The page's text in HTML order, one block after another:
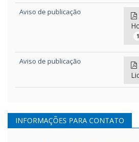
Aviso de publicação
Aviso de publicação
INFORMAÇÕES PARA CONTATO